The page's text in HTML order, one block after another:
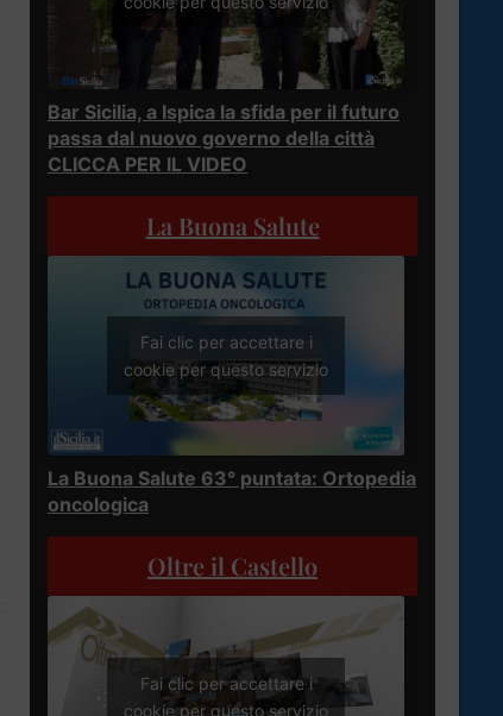
Bar Sicilia, a Ispica la sfida per il futuro
passa dal nuovo governo della città
CLICCA PER IL VIDEO
La Buona Salute
Fai clic per accettare i
cookie per questo servizio
La Buona Salute 63° puntata: Ortopedia
oncologica
Oltre il Castello
Fai clic per accettare i
cookie per questo servizio